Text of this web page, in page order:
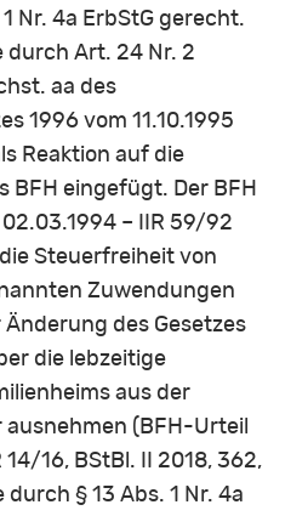
Nr. 4a ErbStG gerecht.
durch Art. 24 Nr. 2
aa des
1996 vom 11.10.1995
Reaktion auf die
BFH eingefügt. Der BFH
– IIR 59/92
Steuerfreiheit von
Zuwendungen
des Gesetzes
die lebzeitige
aus der
(BFH-Urteil
14/16, BStBl. II 2018, 362,
durch § 13 Abs. 1 Nr. 4a